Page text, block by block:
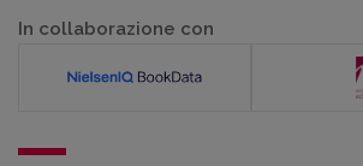
In collaborazione con